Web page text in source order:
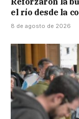
el río desde la
8 de agosto de 2026